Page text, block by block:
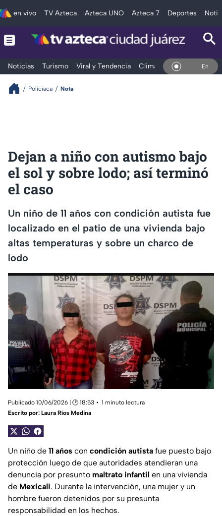
en vivo TV Azteca Azteca UNO Azteca 7 Deportes
Noticias Turismo Viral y Tendencia Clima Deportes En Vivo
Policiaca Nota
Dejan a niño con autismo bajo
el sol y sobre lodo; así terminó
el caso
Un niño de 11 años con condición autista fue
localizado en el patio de una vivienda bajo
altas temperaturas y sobre un charco de
lodo
Publicado 10/06/2026 | 🕑 18:53
1 minuto lectura
Escrito por: Laura Ríos Medina
Un niño de 11 años con condición autista fue puesto bajo
protección luego de que autoridades atendieran una
denuncia por presunto maltrato infantil en una vivienda
de Mexicali. Durante la intervención, una mujer y un
hombre fueron detenidos por su presunta
responsabilidad en los hechos.